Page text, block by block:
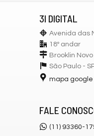
3I DIGITAL
Avenida das
18º andar
Brooklin
São Paulo -
mapa google
FALE
(11) 93360-